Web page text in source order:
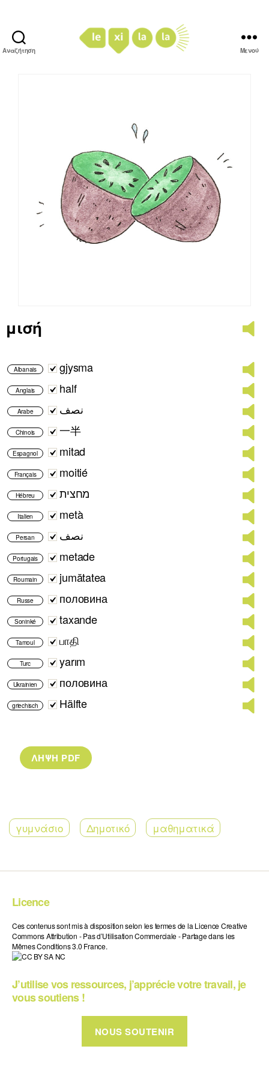
Αναζήτηση Μενού
μισή
Albanais gjysma
Anglais half
Arabe نصف
Chinois 一半
Espagnol mitad
Français moitié
Hébreu מחצית
Italien metà
Persan نصف
Portugais metade
Roumain jumătatea
Russe половина
Soninké taxande
Tamoul பாதி
Turc yarım
Ukrainien половина
griechisch Hälfte
γυμνάσιο Δημοτικό μαθηματικά
Licence
Ces contenus sont mis à disposition selon les termes de la Licence Creative
Commons Attribution - Pas d’Utilisation Commerciale - Partage dans les
Mêmes Conditions 3.0 France.
J’utilise vos ressources, j’apprécie votre travail, je
vous soutiens !
NOUS SOUTENIR